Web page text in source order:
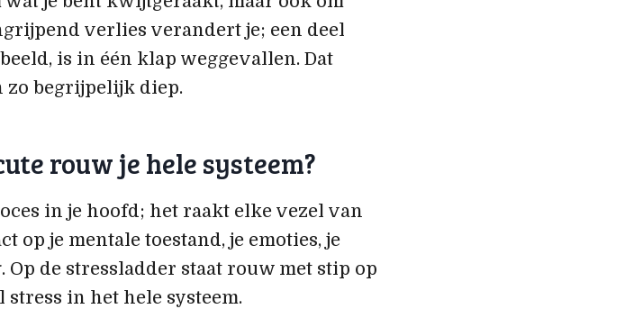
verlies verandert je; een deel
is in één klap weggevallen. Dat
zo begrijpelijk diep.
rouw je hele systeem?
in je hoofd; het raakt elke vezel van
op je mentale toestand, je emoties, je
de stressladder staat rouw met stip op
in het hele systeem.